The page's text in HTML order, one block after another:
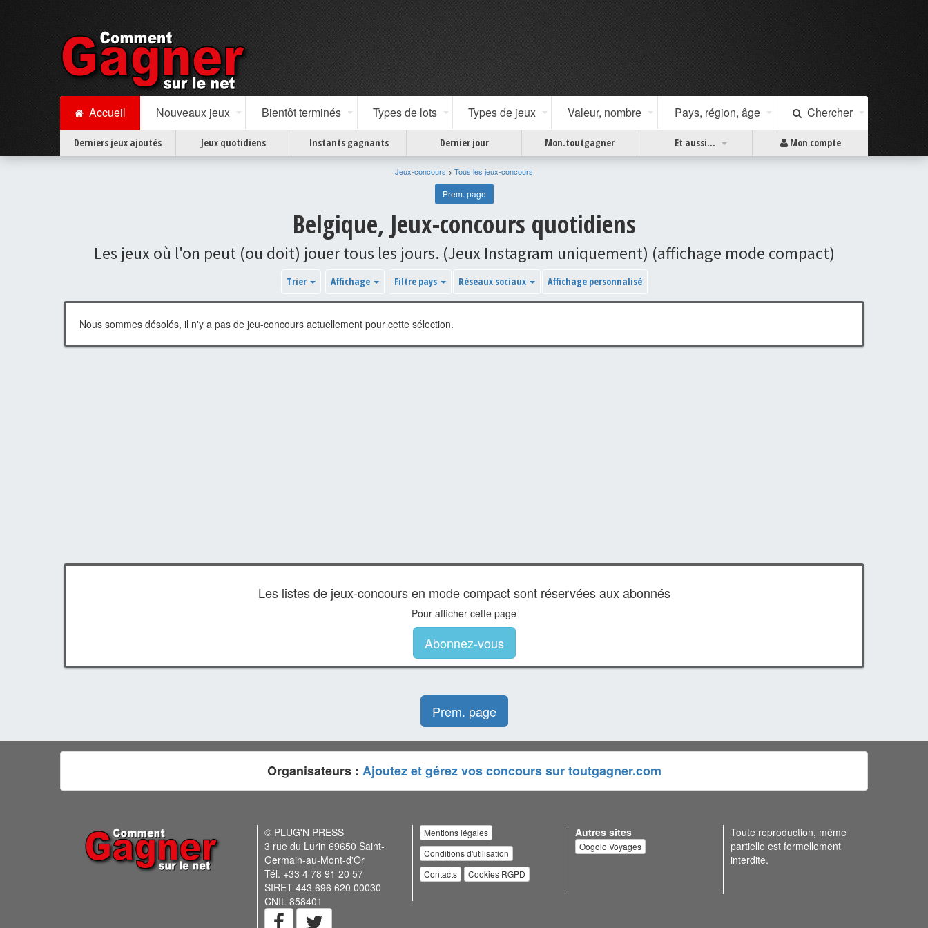
Accueil Nouveaux jeux Bientôt terminés Types de lots Types de jeux Valeur, nombre Pays, région, âge Chercher
Derniers jeux ajoutés Jeux quotidiens Instants gagnants Dernier jour Mon.toutgagner Et aussi... Mon compte
Jeux-concours > Tous les jeux-concours
Prem. page
Belgique, Jeux-concours quotidiens
Les jeux où l'on peut (ou doit) jouer tous les jours. (Jeux Instagram uniquement) (affichage mode compact)
Trier Affichage Filtre pays Réseaux sociaux Affichage personnalisé
Nous sommes désolés, il n'y a pas de jeu-concours actuellement pour cette sélection.
Les listes de jeux-concours en mode compact sont réservées aux abonnés
Pour afficher cette page
Abonnez-vous
Prem. page
Organisateurs : Ajoutez et gérez vos concours sur toutgagner.com
© PLUG'N PRESS
3 rue du Lurin 69650 Saint-
Germain-au-Mont-d'Or
Tél. +33 4 78 91 20 57
SIRET 443 696 620 00030
CNIL 858401
Mentions légales
Conditions d'utilisation
Contacts
Cookies RGPD
Autres sites
Oogolo Voyages
Toute reproduction, même
partielle est formellement
interdite.